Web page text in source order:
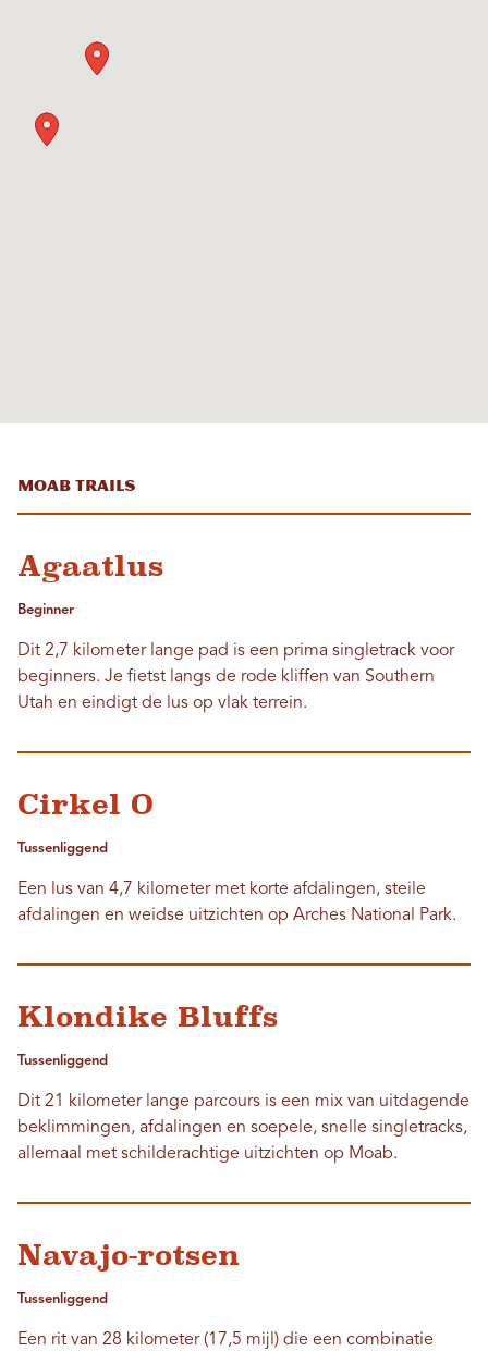
Moab Trails
Agaatlus
Beginner
Dit 2,7 kilometer lange pad is een prima singletrack voor
beginners. Je fietst langs de rode kliffen van Southern
Utah en eindigt de lus op vlak terrein.
Cirkel O
Tussenliggend
Een lus van 4,7 kilometer met korte afdalingen, steile
afdalingen en weidse uitzichten op Arches National Park.
Klondike Bluffs
Tussenliggend
Dit 21 kilometer lange parcours is een mix van uitdagende
beklimmingen, afdalingen en soepele, snelle singletracks,
allemaal met schilderachtige uitzichten op Moab.
Navajo-rotsen
Tussenliggend
Een rit van 28 kilometer (17,5 mijl) die een combinatie